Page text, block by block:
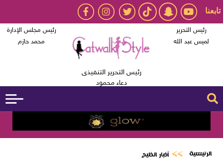
تابعنا
رئيس التحرير
لميس عبد الله
رئيس التحرير التنفيذى
دعاء محمود
رئيس مجلس الإدارة
محمد حازم
الرئيسية أخبار الخليج